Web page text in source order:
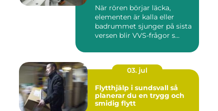
När rören börjar läcka,
elementen är kalla eller
badrummet sjunger på sista
versen blir VVS-frågor s...
03. jul
Flytthjälp i sundsvall så
planerar du en trygg och
smidig flytt